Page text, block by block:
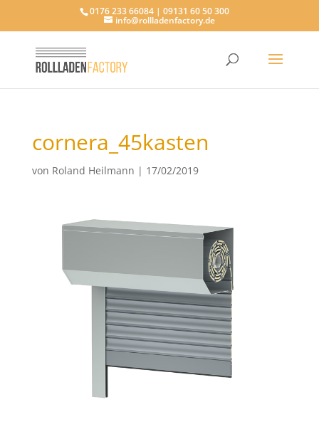
0176 233 66084 | 09131 60 50 300
info@rollladenfactory.de
cornera_45kasten
von Roland Heilmann | 17/02/2019